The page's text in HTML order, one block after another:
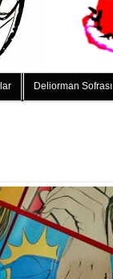
Deliorman Sofrası